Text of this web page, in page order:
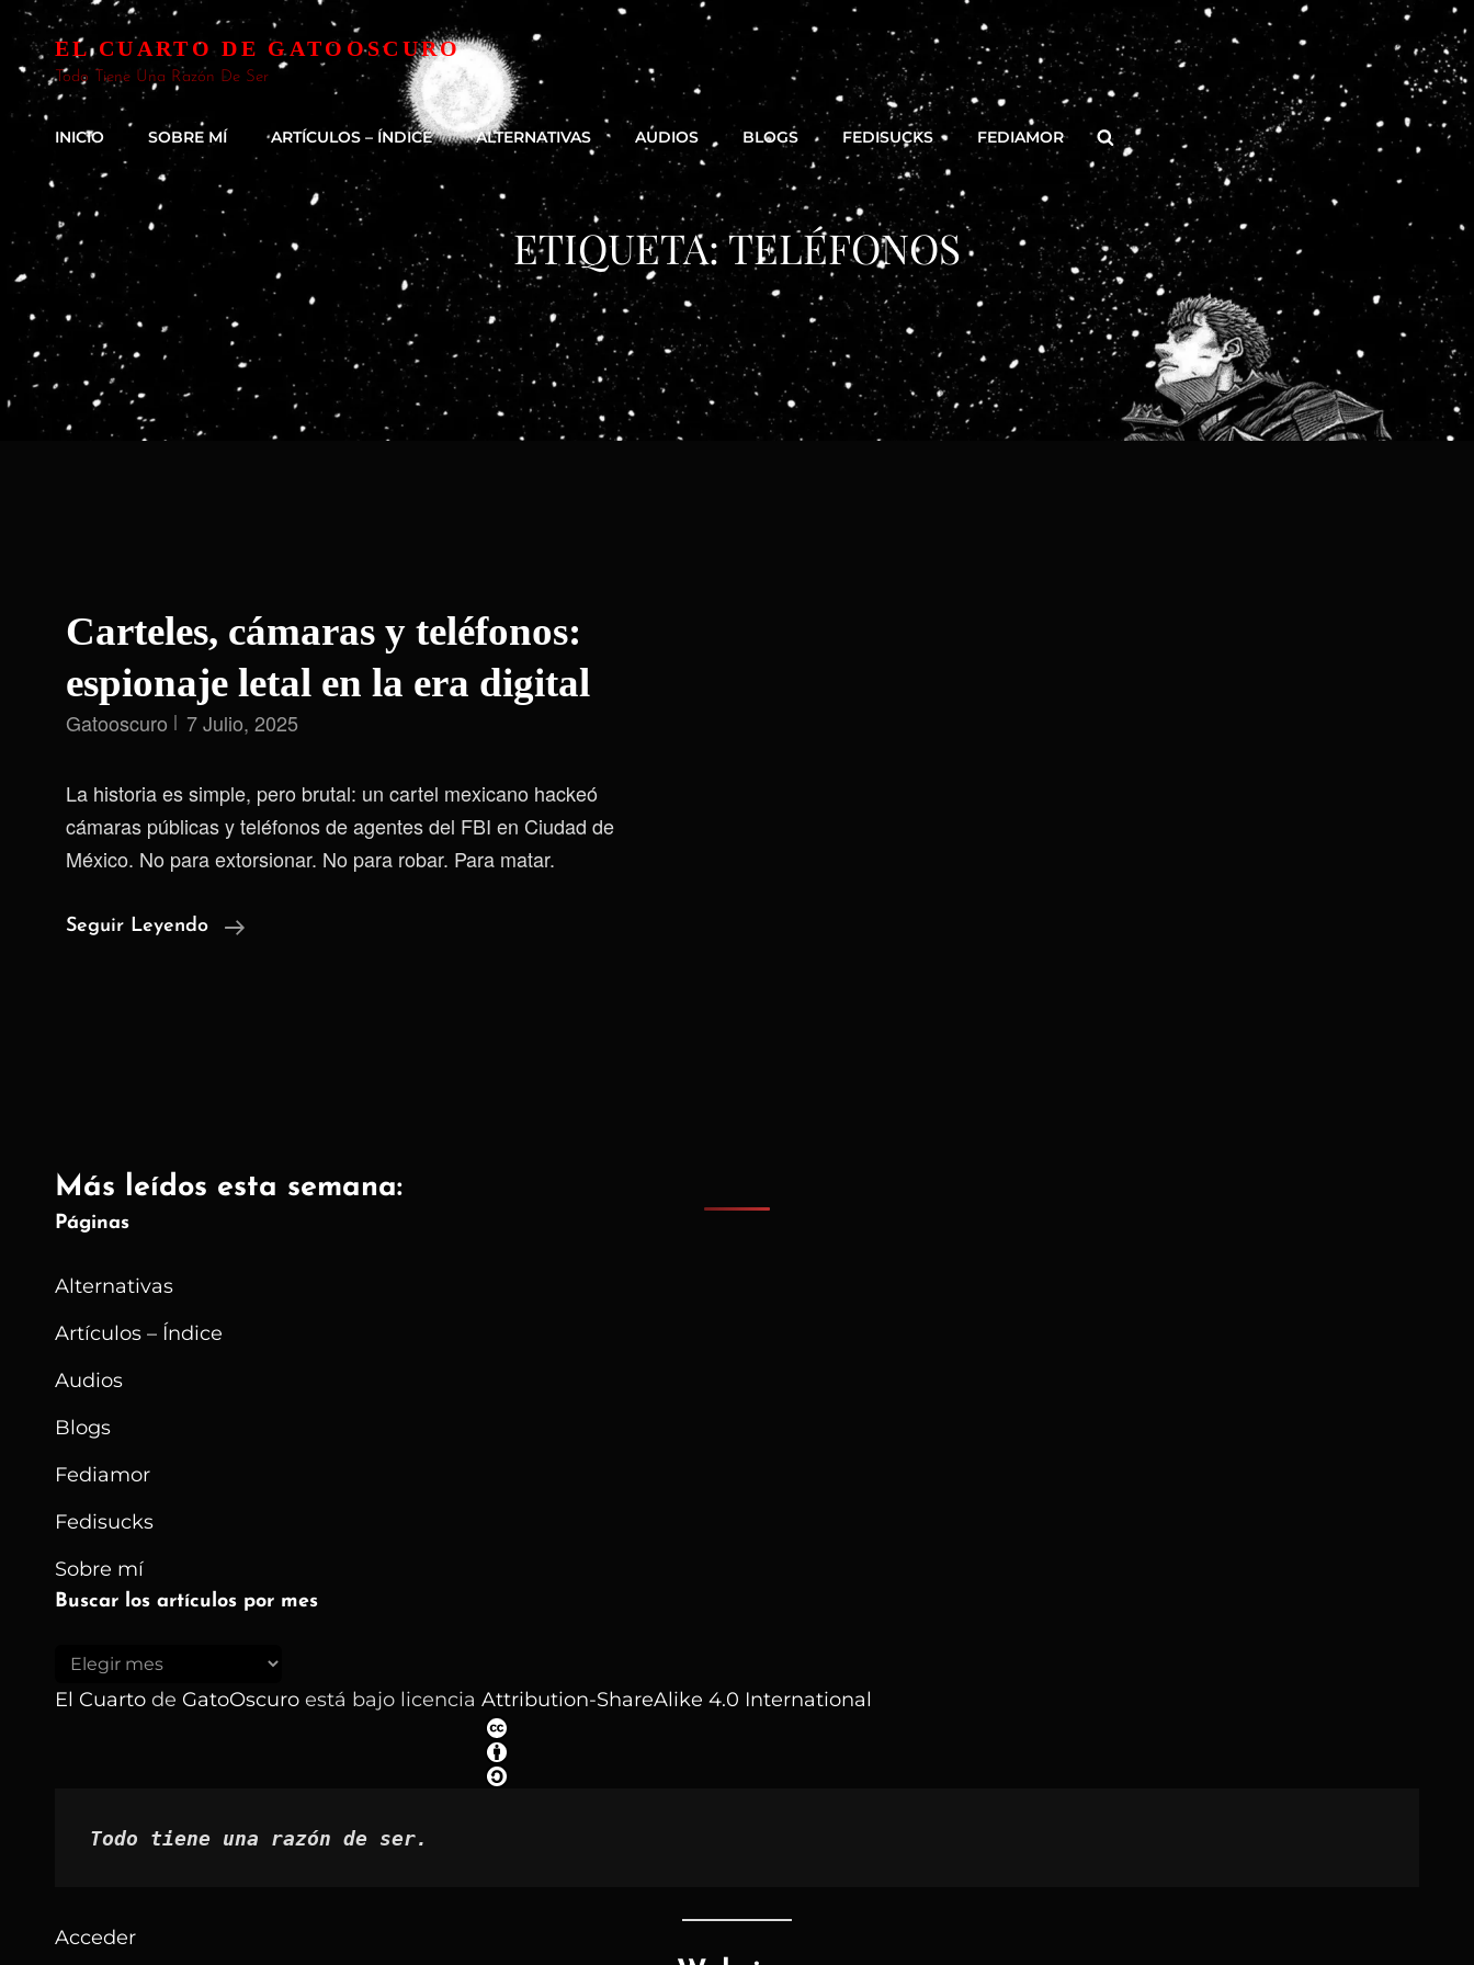
EL CUARTO DE GATOOSCURO
Todo Tiene Una Razón De Ser
INICIO SOBRE MÍ ARTÍCULOS – ÍNDICE ALTERNATIVAS AUDIOS BLOGS FEDISUCKS FEDIAMOR Buscar
ETIQUETA:TELÉFONOS
Carteles, cámaras y teléfonos:
espionaje letal en la era digital
Gatooscuro 7 Julio, 2025
La historia es simple, pero brutal: un cartel mexicano hackeó
cámaras públicas y teléfonos de agentes del FBI en Ciudad de
México. No para extorsionar. No para robar. Para matar.
Seguir Leyendo
Carteles,
Era
Más leídos esta semana:
Páginas
Alternativas
Artículos – Índice
Audios
Blogs
Fediamor
Fedisucks
Sobre mí
Buscar los artículos por mes
Buscar
los
El Cuarto de GatoOscuro está bajo licencia Attribution-ShareAlike 4.0 International
Todo tiene una razón de ser.
Acceder